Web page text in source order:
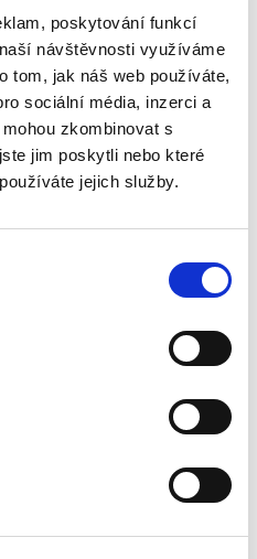
poskytování funkcí
návštěvnosti využíváme
tom, jak náš web používáte,
sociální média, inzerci a
zkombinovat s
jim poskytli nebo které
jejich služby.
poučovací
procesu sporném.
poučovací povinnosti
souvislosti a
částí